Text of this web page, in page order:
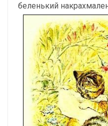
беленький